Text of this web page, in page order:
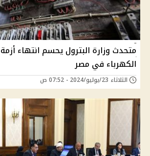
متحدث وزارة البترول يحسم انتهاء
الكهرباء في مصر
الثلاثاء 23/يوليو/2024 - 07:52 ص